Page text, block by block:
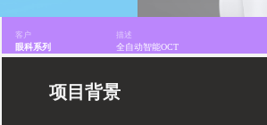
客户
眼科系列
描述
全自动智能OCT
项目背景